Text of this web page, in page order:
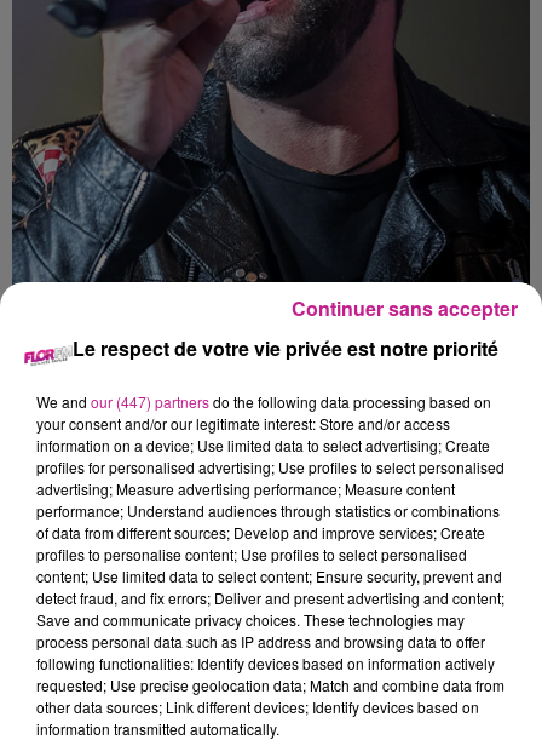
Crédit :Wikimedia Commons
Kendji vient d’annoncer qu’il partira en tournée dans toute la
France avec le “Mi Vida Tour” à partir du mois d’Avril
prochain. Il passera par le Zénith de Strasbourg le 12
Novembre 2021. La billetterie ouvre dès ce vendredi.
TITRES DIFFUSÉS Voir plus
5h44
5h44 5h41
5h41 5h37
5h37
Le respect de votre vie privée est notre priorité
We and our (447) partnersdo the following data processing based on
your consent and/or our legitimate interest: Store and/or access
information on a device; Use limited data to select advertising; Create
profiles for personalised advertising; Use profiles to select personalised
advertising; Measure advertising performance; Measure content
performance; Understand audiences through statistics or combinations
of data from different sources; Develop and improve services; Create
profiles to personalise content; Use profiles to select personalised
content; Use limited data to select content; Ensure security, prevent and
detect fraud, and fix errors; Deliver and present advertising and content;
Save and communicate privacy choices. These technologies may
process personal data such as IP address and browsing data to offer
following functionalities: Identify devices based on information actively
requested; Use precise geolocation data; Match and combine data from
other data sources; Link different devices; Identify devices based on
information transmitted automatically.
Continuer sans accepter